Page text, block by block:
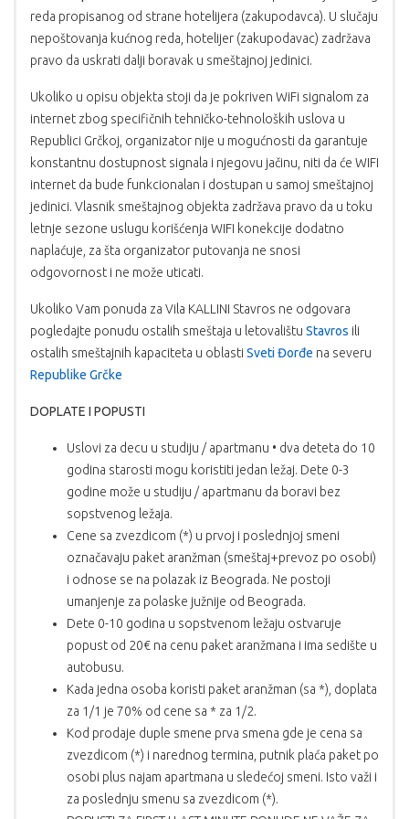
reda propisanog od strane hotelijera (zakupodavca). U slučaju
nepoštovanja kućnog reda, hotelijer (zakupodavac) zadržava
pravo da uskrati dalji boravak u smeštajnoj jedinici.
Ukoliko u opisu objekta stoji da je pokriven WiFi signalom za
internet zbog specifičnih tehničko-tehnoloških uslova u
Republici Grčkoj, organizator nije u mogućnosti da garantuje
konstantnu dostupnost signala i njegovu jačinu, niti da će WIFI
internet da bude funkcionalan i dostupan u samoj smeštajnoj
jedinici. Vlasnik smeštajnog objekta zadržava pravo da u toku
letnje sezone uslugu korišćenja WIFI konekcije dodatno
naplaćuje, za šta organizator putovanja ne snosi
odgovornost i ne može uticati.
Ukoliko Vam ponuda za Vila KALLINI Stavros ne odgovara
pogledajte ponudu ostalih smeštaja u letovalištu Stavros ili
ostalih smeštajnih kapaciteta u oblasti Sveti Đorđe na severu
Republike Grčke
DOPLATE I POPUSTI
Uslovi za decu u studiju / apartmanu • dva deteta do 10
godina starosti mogu koristiti jedan ležaj. Dete 0-3
godine može u studiju / apartmanu da boravi bez
sopstvenog ležaja.
Cene sa zvezdicom (*) u prvoj i poslednjoj smeni
označavaju paket aranžman (smeštaj+prevoz po osobi)
i odnose se na polazak iz Beograda. Ne postoji
umanjenje za polaske južnije od Beograda.
Dete 0-10 godina u sopstvenom ležaju ostvaruje
popust od 20€ na cenu paket aranžmana i ima sedište u
autobusu.
Kada jedna osoba koristi paket aranžman (sa *), doplata
za 1/1 je 70% od cene sa * za 1/2.
Kod prodaje duple smene prva smena gde je cena sa
zvezdicom (*) i narednog termina, putnik plaća paket po
osobi plus najam apartmana u sledećoj smeni. Isto važi i
za poslednju smenu sa zvezdicom (*).